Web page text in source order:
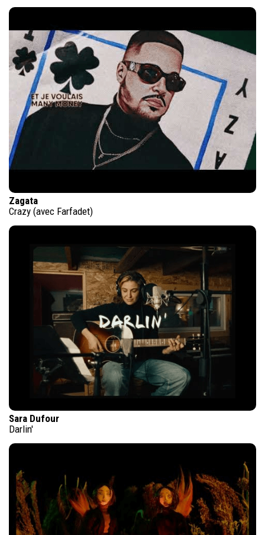
Zagata
Crazy (avec Farfadet)
Sara Dufour
Darlin'